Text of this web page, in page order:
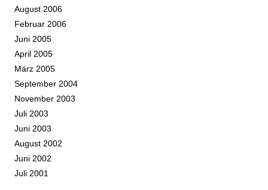
August 2006
Februar 2006
Juni 2005
April 2005
März 2005
September 2004
November 2003
Juli 2003
Juni 2003
August 2002
Juni 2002
Juli 2001